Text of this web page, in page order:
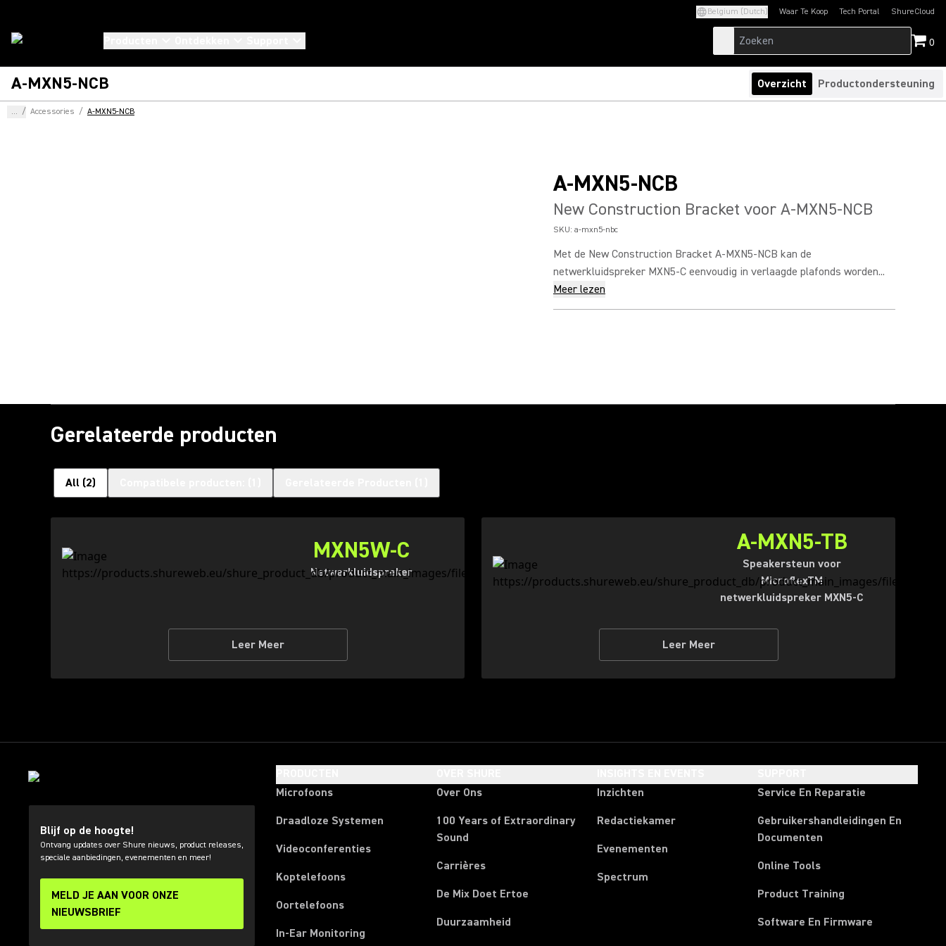
Belgium (Dutch) Waar Te Koop Tech Portal
(Opens in a new tab)ShureCloud
(Opens in a new
0
A-MXN5-NCB Overzicht Productondersteuning
... / Accessories / A-MXN5-NCB
A-MXN5-NCB
New Construction Bracket voor A-MXN5-NCB
SKU: a-mxn5-nbc
Met de New Construction Bracket A-MXN5-NCB kan de
netwerkluidspreker MXN5-C eenvoudig in verlaagde plafonds worden...
Meer lezen
Gerelateerde producten
All (2)
MXN5W-C
Netwerkluidspreker
Leer Meer
A-MXN5-TB
Speakersteun voor
MicroflexTM
netwerkluidspreker MXN5-C
Leer Meer
Blijf op de hoogte!
Ontvang updates over Shure nieuws, product releases,
speciale aanbiedingen, evenementen en meer!
MELD JE AAN VOOR ONZE
NIEUWSBRIEF
Microfoons
Draadloze Systemen
Videoconferenties
Koptelefoons
Oortelefoons
In-Ear Monitoring
Over Ons
100 Years of Extraordinary
Sound
Carrières
De Mix Doet Ertoe
Duurzaamheid
Inzichten
Redactiekamer
Evenementen
Spectrum
Service En Reparatie
Gebruikershandleidingen En
Documenten
Online Tools
Product Training
Software En Firmware